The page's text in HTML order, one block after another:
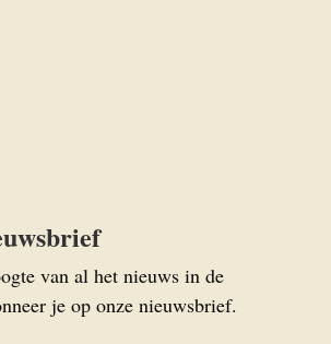
van al het nieuws in de
je op onze nieuwsbrief.